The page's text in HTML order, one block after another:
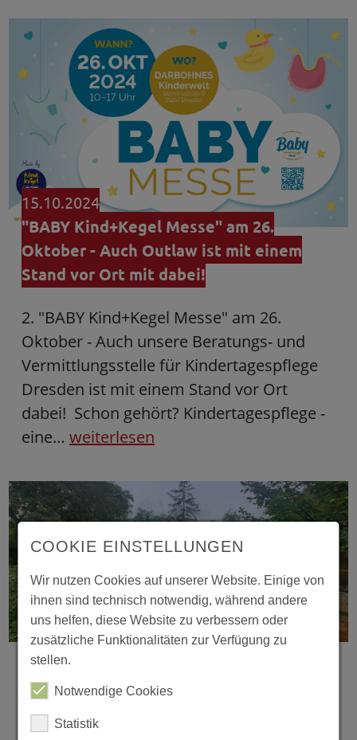
15.10.2024
"BABY Kind+Kegel Messe" am 26.
Oktober - Auch Outlaw ist mit einem
Stand vor Ort mit dabei!
2. "BABY Kind+Kegel Messe" am 26.
Oktober - Auch unsere Beratungs- und
Vermittlungsstelle für Kindertagespflege
Dresden ist mit einem Stand vor Ort
dabei! Schon gehört? Kindertagespflege -
eine… weiterlesen
14.10.2024
Volle Fahrt voraus: Piratenfest und
Schiffstaufe in der Kita Rehefelder
Straße
Ein echter Piratenschatz, selbstgebastelte
COOKIE EINSTELLUNGEN
Wir nutzen Cookies auf unserer Website. Einige von
ihnen sind technisch notwendig, während andere
uns helfen, diese Website zu verbessern oder
zusätzliche Funktionalitäten zur Verfügung zu
stellen.
Notwendige Cookies
Statistik